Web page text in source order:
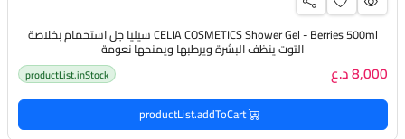
CELIA COSMETICS Shower Gel - Berries 500ml سيليا جل استحمام بخلاصة
التوت ينظف البشرة ويرطبها ويمنحها نعومة
8,000 د.ع productList.inStock
productList.addToCart